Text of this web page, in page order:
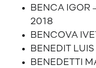
BENCA IGOR
2018
BENCOVA
BENEDIT LUIS
BENEDETTI